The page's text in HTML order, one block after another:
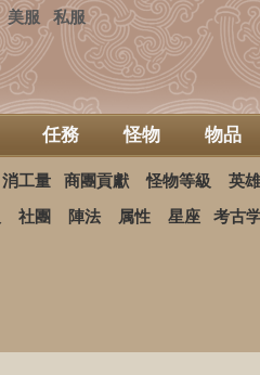
美服 私服
任務 怪物 物品
消工量 商團貢獻 怪物等級 英
社團 陣法 属性 星座 考古